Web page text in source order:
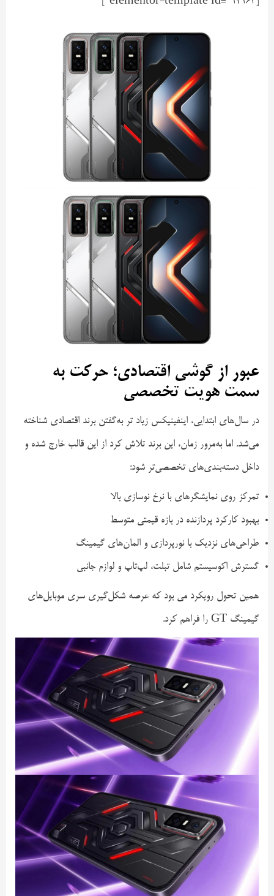
عبور از گوشی اقتصادی؛ حرکت به
سمت هویت تخصصی
در سال‌های ابتدایی، اینفینیکس زیاد تر به‌گفتن برند اقتصادی شناخته
می‌شد. اما به‌مرور زمان، این برند تلاش کرد از این قالب خارج شده و
داخل دسته‌بندی‌های تخصصی‌تر شود:
تمرکز روی نمایشگرهای با نرخ نوسازی بالا
بهبود کارکرد پردازنده در بازه قیمتی متوسط
طراحی‌های نزدیک با نورپردازی و المان‌های گیمینگ
گسترش اکوسیستم شامل تبلت، لپ‌تاپ و لوازم جانبی
همین تحول رویکرد می بود که عرصه شکل‌گیری سری موبایل‌های
گیمینگ GT را فراهم کرد.